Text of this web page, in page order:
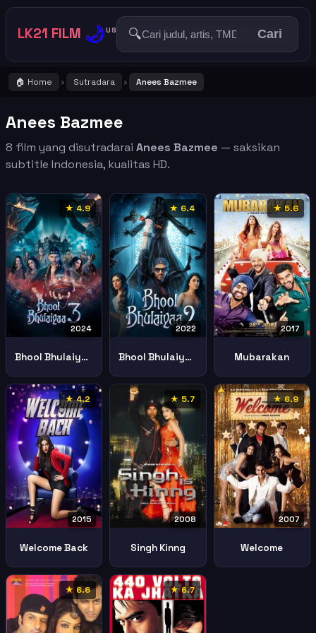
LK21 FILM 🌙US 🔍 Cari
🏠 Home › Sutradara › Anees Bazmee
Anees Bazmee
8 film yang disutradarai Anees Bazmee — saksikan
subtitle Indonesia, kualitas HD.
★ 4.9
2024
Bhool Bhulaiyaa 3
★ 6.4
2022
Bhool Bhulaiyaa 2
★ 5.6
2017
Mubarakan
★ 4.2
2015
Welcome Back
★ 5.7
2008
Singh Kinng
★ 6.9
2007
Welcome
★ 6.6 ★ 6.7